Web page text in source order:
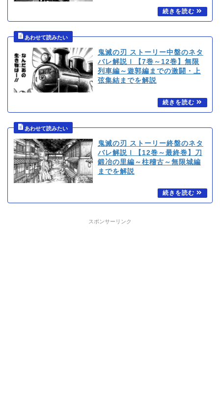
鬼滅の刃 ストーリー中盤のネタ
バレ解説ｌ【7巻～12巻】無限
列車編～遊郭編までの激闘・上
弦集結までを解説
鬼滅の刃 ストーリー終盤のネタ
バレ解説ｌ【12巻～最終巻】刀
鍛冶の里編～柱稽古～無限城編
までを解説
スポンサーリンク